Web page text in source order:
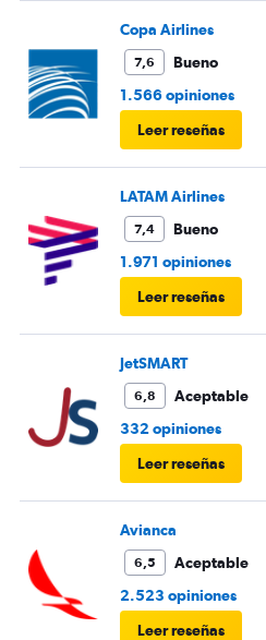
Copa Airlines
7,6
Bueno
1.566 opiniones
Leer reseñas
LATAM Airlines
7,4
Bueno
1.971 opiniones
Leer reseñas
JetSMART
6,8
Aceptable
332 opiniones
Leer reseñas
Avianca
6,5
Aceptable
2.523 opiniones
Leer reseñas